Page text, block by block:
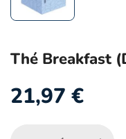
Thé Breakfast
21,97 €